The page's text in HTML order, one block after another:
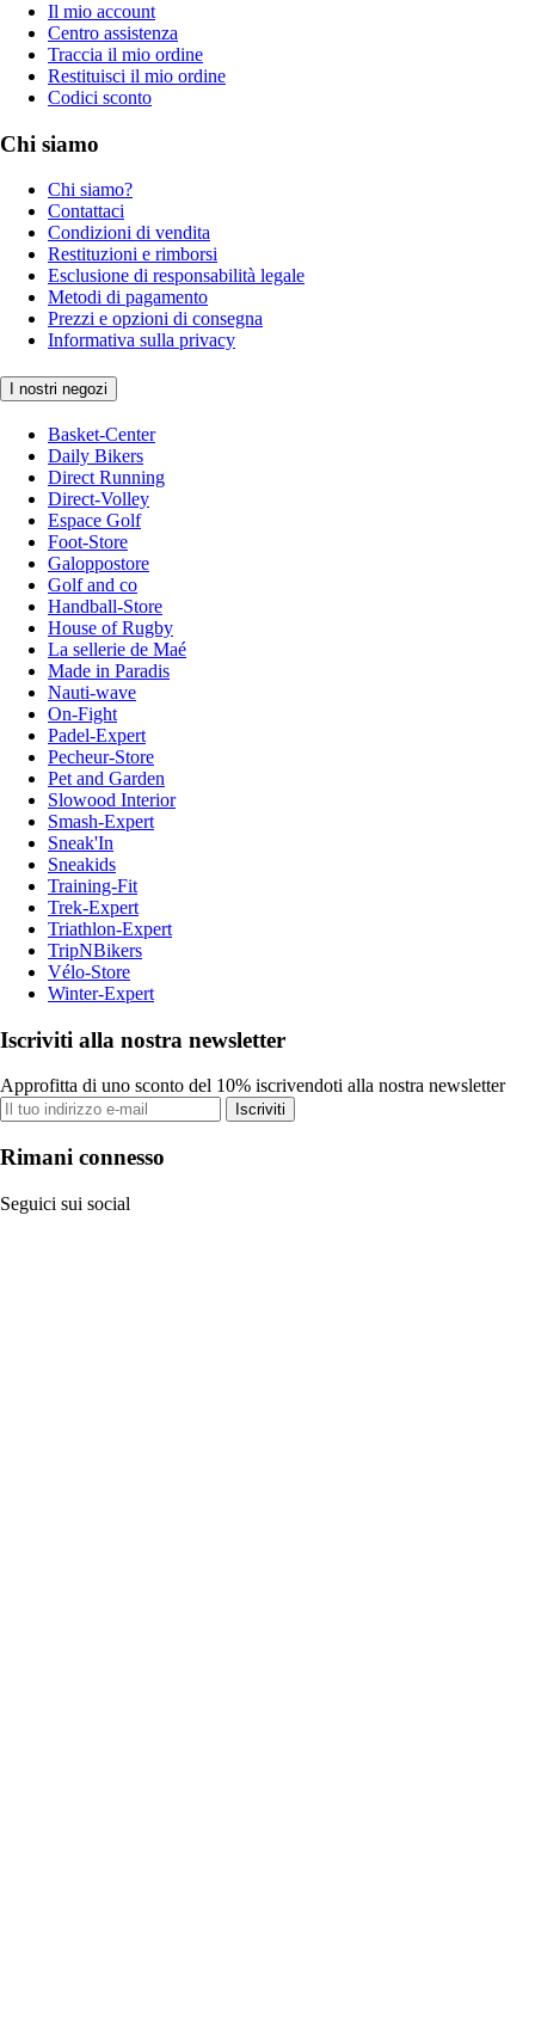
Il mio account
Centro assistenza
Traccia il mio ordine
Restituisci il mio ordine
Codici sconto
Chi siamo
Chi siamo?
Contattaci
Condizioni di vendita
Restituzioni e rimborsi
Esclusione di responsabilità legale
Metodi di pagamento
Prezzi e opzioni di consegna
Informativa sulla privacy
I nostri negozi
Basket-Center
Daily Bikers
Direct Running
Direct-Volley
Espace Golf
Foot-Store
Galoppostore
Golf and co
Handball-Store
House of Rugby
La sellerie de Maé
Made in Paradis
Nauti-wave
On-Fight
Padel-Expert
Pecheur-Store
Pet and Garden
Slowood Interior
Smash-Expert
Sneak'In
Sneakids
Training-Fit
Trek-Expert
Triathlon-Expert
TripNBikers
Vélo-Store
Winter-Expert
Iscriviti alla nostra newsletter
Approfitta di uno sconto del 10% iscrivendoti alla nostra newsletter
Iscriviti
Rimani connesso
Seguici sui social